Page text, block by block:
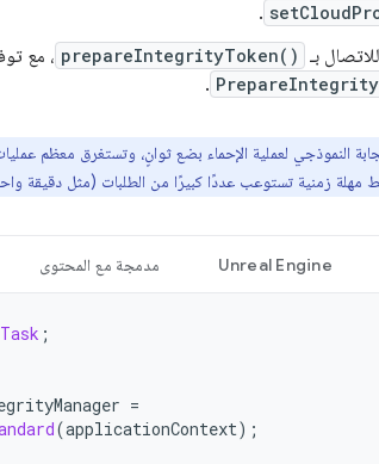
.
بـ prepareIntegrityToken() ، مع
.
مهلة زمنية تستوعب عددًا كبيرًا من الطلبات (مثل دقيقة
Unreal Engine مدمجة مع المحتوى
;
=
(applicationContext);